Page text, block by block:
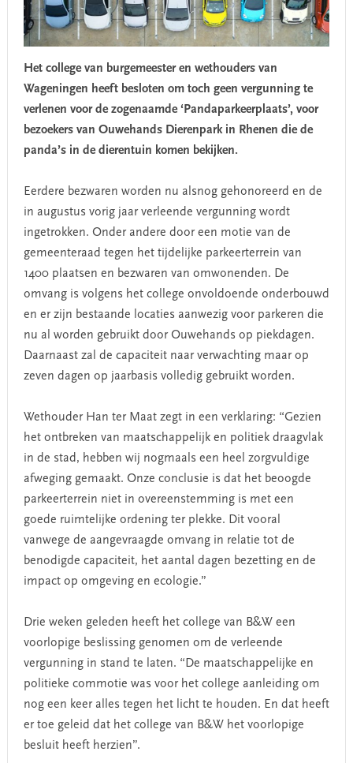
Het college van burgemeester en wethouders van
Wageningen heeft besloten om toch geen vergunning te
verlenen voor de zogenaamde ‘Pandaparkeerplaats’, voor
bezoekers van Ouwehands Dierenpark in Rhenen die de
panda’s in de dierentuin komen bekijken.
Eerdere bezwaren worden nu alsnog gehonoreerd en de
in augustus vorig jaar verleende vergunning wordt
ingetrokken. Onder andere door een motie van de
gemeenteraad tegen het tijdelijke parkeerterrein van
1400 plaatsen en bezwaren van omwonenden. De
omvang is volgens het college onvoldoende onderbouwd
en er zijn bestaande locaties aanwezig voor parkeren die
nu al worden gebruikt door Ouwehands op piekdagen.
Daarnaast zal de capaciteit naar verwachting maar op
zeven dagen op jaarbasis volledig gebruikt worden.
Wethouder Han ter Maat zegt in een verklaring: “Gezien
het ontbreken van maatschappelijk en politiek draagvlak
in de stad, hebben wij nogmaals een heel zorgvuldige
afweging gemaakt. Onze conclusie is dat het beoogde
parkeerterrein niet in overeenstemming is met een
goede ruimtelijke ordening ter plekke. Dit vooral
vanwege de aangevraagde omvang in relatie tot de
benodigde capaciteit, het aantal dagen bezetting en de
impact op omgeving en ecologie.”
Drie weken geleden heeft het college van B&W een
voorlopige beslissing genomen om de verleende
vergunning in stand te laten. “De maatschappelijke en
politieke commotie was voor het college aanleiding om
nog een keer alles tegen het licht te houden. En dat heeft
er toe geleid dat het college van B&W het voorlopige
besluit heeft herzien”.